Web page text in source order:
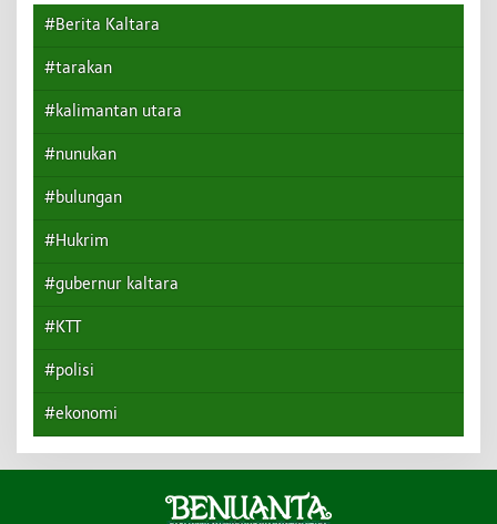
#Berita Kaltara
#tarakan
#kalimantan utara
#nunukan
#bulungan
#Hukrim
#gubernur kaltara
#KTT
#polisi
#ekonomi